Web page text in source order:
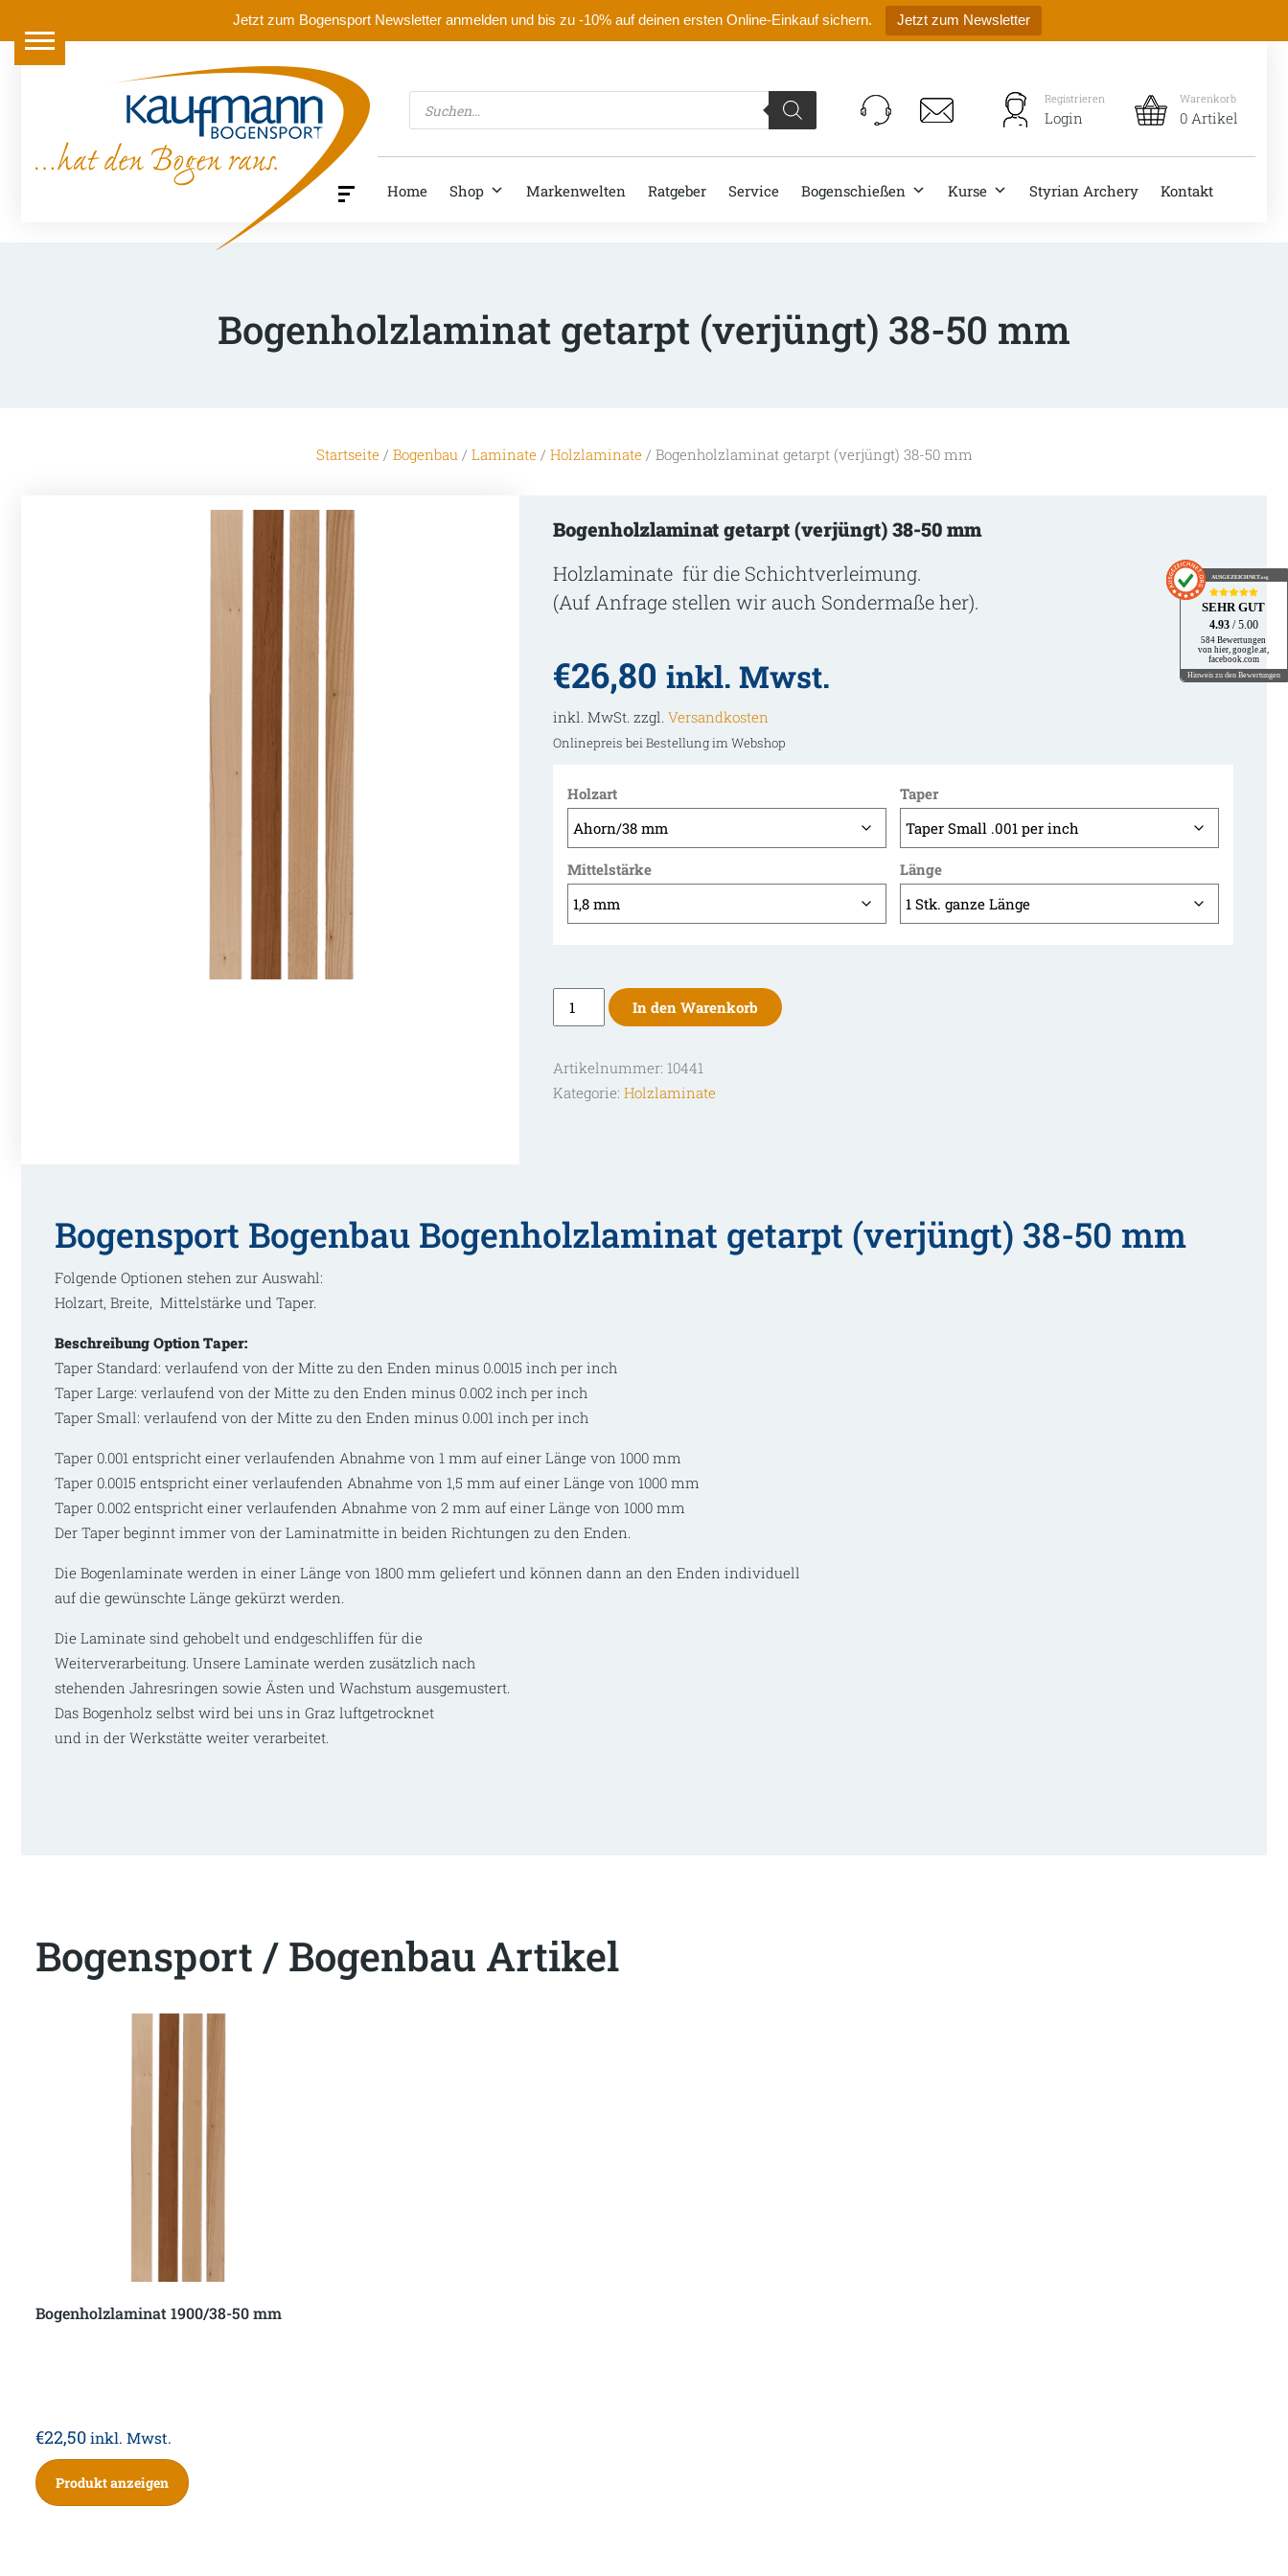
Jetzt zum Bogensport Newsletter anmelden und bis zu -10% auf deinen ersten Online-Einkauf sichern. Jetzt zum Newsletter
Products
search
Registrieren
Login
Warenkorb
0 Artikel
Home Shop Markenwelten Ratgeber Service Bogenschießen Kurse Styrian Archery Kontakt
Bogenholzlaminat getarpt (verjüngt) 38-50 mm
Startseite / Bogenbau/ Laminate / Holzlaminate / Bogenholzlaminat getarpt (verjüngt) 38-50 mm
Bogenholzlaminat getarpt (verjüngt) 38-50 mm
Holzlaminate für die Schichtverleimung.
(Auf Anfrage stellen wir auch Sondermaße her).
€26,80 inkl. Mwst.
inkl. MwSt. zzgl. Versandkosten
Onlinepreis bei Bestellung im Webshop
Holzart Taper
Mittelstärke Länge
Bogenholzlaminat
getarpt
38-
50
In den Warenkorb
Artikelnummer: 10441
Kategorie: Holzlaminate
Bogensport Bogenbau Bogenholzlaminat getarpt (verjüngt) 38-50 mm
Folgende Optionen stehen zur Auswahl:
Holzart, Breite, Mittelstärke und Taper.
Beschreibung Option Taper:
Taper Standard: verlaufend von der Mitte zu den Enden minus 0.0015 inch per inch
Taper Large: verlaufend von der Mitte zu den Enden minus 0.002 inch per inch
Taper Small: verlaufend von der Mitte zu den Enden minus 0.001 inch per inch
Taper 0.001 entspricht einer verlaufenden Abnahme von 1 mm auf einer Länge von 1000 mm
Taper 0.0015 entspricht einer verlaufenden Abnahme von 1,5 mm auf einer Länge von 1000 mm
Taper 0.002 entspricht einer verlaufenden Abnahme von 2 mm auf einer Länge von 1000 mm
Der Taper beginnt immer von der Laminatmitte in beiden Richtungen zu den Enden.
Die Bogenlaminate werden in einer Länge von 1800 mm geliefert und können dann an den Enden individuell
auf die gewünschte Länge gekürzt werden.
Die Laminate sind gehobelt und endgeschliffen für die
Weiterverarbeitung. Unsere Laminate werden zusätzlich nach
stehenden Jahresringen sowie Ästen und Wachstum ausgemustert.
Das Bogenholz selbst wird bei uns in Graz luftgetrocknet
und in der Werkstätte weiter verarbeitet.
Bogensport / Bogenbau Artikel
Bogenholzlaminat 1900/38-50 mm
€22,50inkl. Mwst.
Produkt anzeigen
AUSGEZEICHNET.org
SEHR GUT
4.93 / 5.00
584 Bewertungen
von hier, google.at,
facebook.com
Hinweis zu den Bewertungen